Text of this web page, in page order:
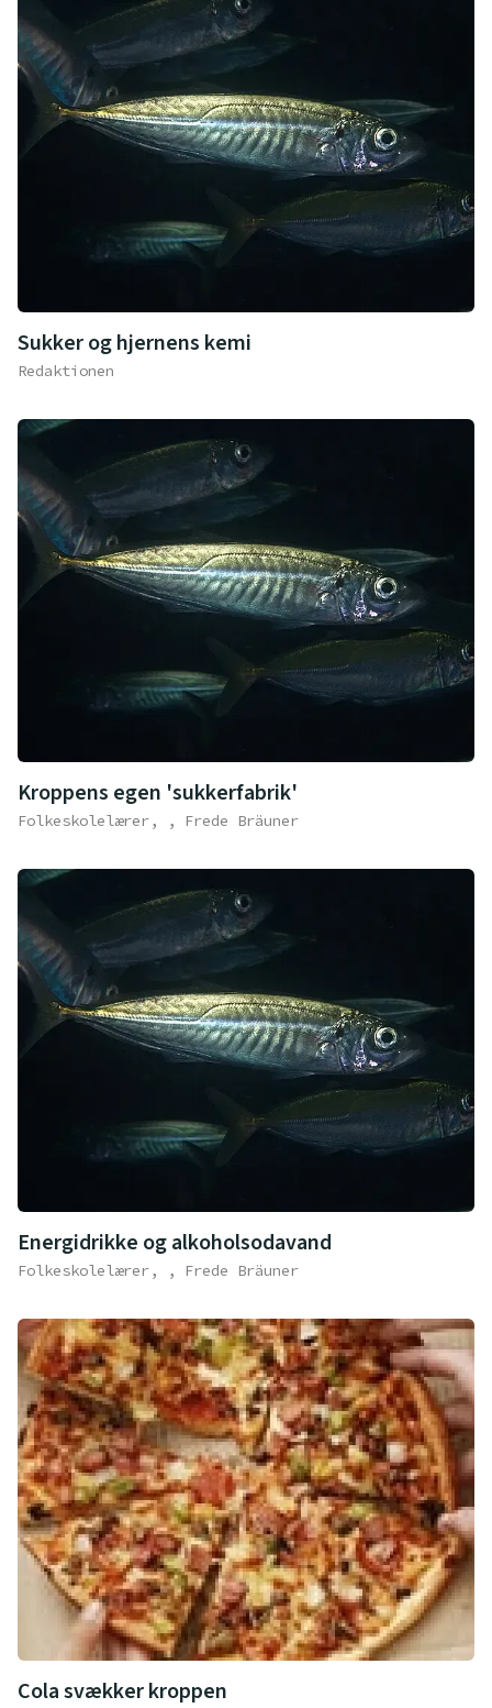
Sukker og hjernens kemi
Redaktionen
Kroppens egen 'sukkerfabrik'
Folkeskolelærer, , Frede Bräuner
Energidrikke og alkoholsodavand
Folkeskolelærer, , Frede Bräuner
Cola svækker kroppen